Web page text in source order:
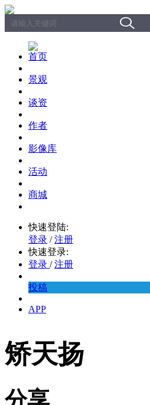
首页
景观
谈资
作者
影像库
活动
商城
快速登陆:
登录 / 注册
快速登录:
登录 / 注册
投稿
APP
矫天扬
分享